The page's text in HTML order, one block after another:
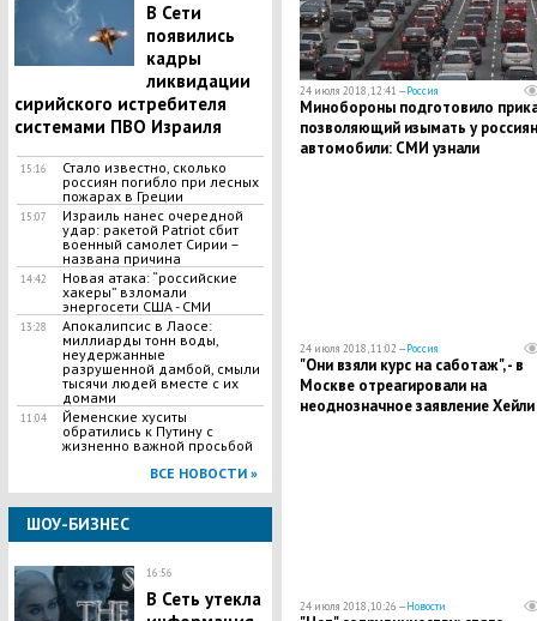
В Сети
появились
кадры
ликвидации
сирийского истребителя
системами ПВО Израиля
15:16
Стало известно, сколько
россиян погибло при лесных
пожарах в Греции
15:07
​Израиль нанес очередной
удар: ракетой Patriot сбит
военный самолет Сирии –
названа причина
14:42
​Новая атака: “российские
хакеры” взломали
энергосети США - СМИ
13:28
Апокалипсис в Лаосе:
миллиарды тонн воды,
неудержанные
разрушенной дамбой, смыли
тысячи людей вместе с их
домами
11:04
Йеменские хуситы
обратились к Путину с
жизненно важной просьбой
ВСЕ НОВОСТИ »
ШОУ-БИЗНЕС
16:56
В Сеть утекла
24 июля 2018, 12:41 —Россия
Минобороны подготовило
позволяющий изымать у россиян
автомобили: СМИ узнали
24 июля 2018, 11:02 —Россия
"Они взяли курс на саботаж", - в
Москве отреагировали на
неоднозначное заявление
24 июля 2018, 10:26 —Новости